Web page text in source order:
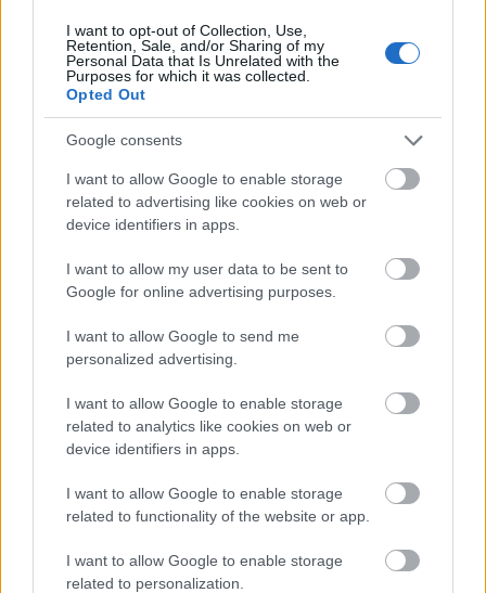
I want to opt-out of Collection, Use,
Retention, Sale, and/or Sharing of my
Personal Data that Is Unrelated with the
Purposes for which it was collected.
Opted Out
Google consents
I want to allow Google to enable storage
related to advertising like cookies on web or
device identifiers in apps.
I want to allow my user data to be sent to
Google for online advertising purposes.
I want to allow Google to send me
personalized advertising.
I want to allow Google to enable storage
related to analytics like cookies on web or
device identifiers in apps.
I want to allow Google to enable storage
related to functionality of the website or app.
I want to allow Google to enable storage
related to personalization.
TERMÉSZETFELETTI ERŐK ÉS ELFELEDETT
TITKOK: ITT A SHELBY OAKS – A GONOSZ
NYOMÁBAN MAGYAR ELŐZETESE
SZÁGULDÁS, SÁRKÁNYOK, ROSSZFIÚK – A NYÁR
10 LEGKEDVELTEBB MOZIJA MAGYARORSZÁGON
A bejegyzés trackback címe:
https://kulturpart.hu/api/trackback/id/7939424
Kommentek:
A hozzászólások a vonatkozó jogszabályok